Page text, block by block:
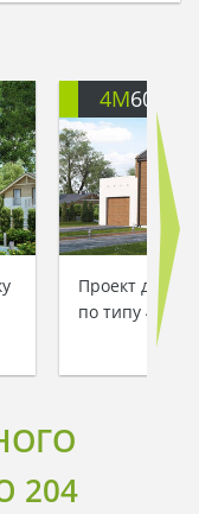
4M600G
Проект
по типу
204